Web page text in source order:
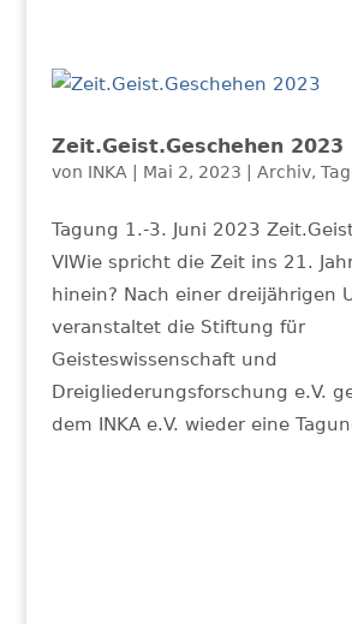
Zeit.Geist.Geschehen 2023
von INKA Mai 2, 2023 Archiv,
Tagung 1.-3. Juni 2023
VIWie spricht die Zeit ins 21.
hinein? Nach einer dreijährigen
veranstaltet die Stiftung für
Geisteswissenschaft und
Dreigliederungsforschung e.V.
dem INKA e.V. wieder eine